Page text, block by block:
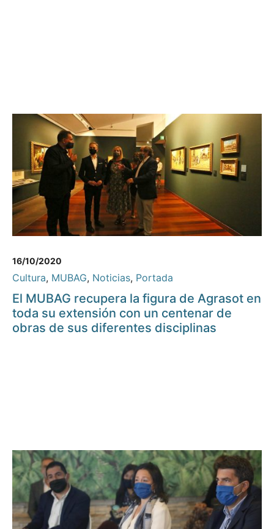
16/10/2020
Cultura, MUBAG, Noticias, Portada
El MUBAG recupera la figura de Agrasot en
toda su extensión con un centenar de
obras de sus diferentes disciplinas